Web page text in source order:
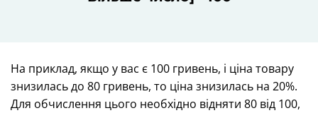
На приклад, якщо у вас є 100 гривень, і ціна товару
знизилась до 80 гривень, то ціна знизилась на 20%.
Для обчислення цього необхідно відняти 80 від 100,